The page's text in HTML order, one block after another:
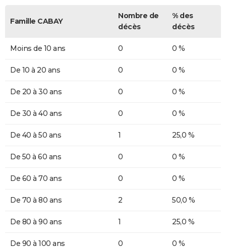
Famille CABAY
Nombre de
décès
% des
décès
Moins de 10 ans 0 0 %
De 10 à 20 ans 0 0 %
De 20 à 30 ans 0 0 %
De 30 à 40 ans 0 0 %
De 40 à 50 ans 1 25,0 %
De 50 à 60 ans 0 0 %
De 60 à 70 ans 0 0 %
De 70 à 80 ans 2 50,0 %
De 80 à 90 ans 1 25,0 %
De 90 à 100 ans 0 0 %